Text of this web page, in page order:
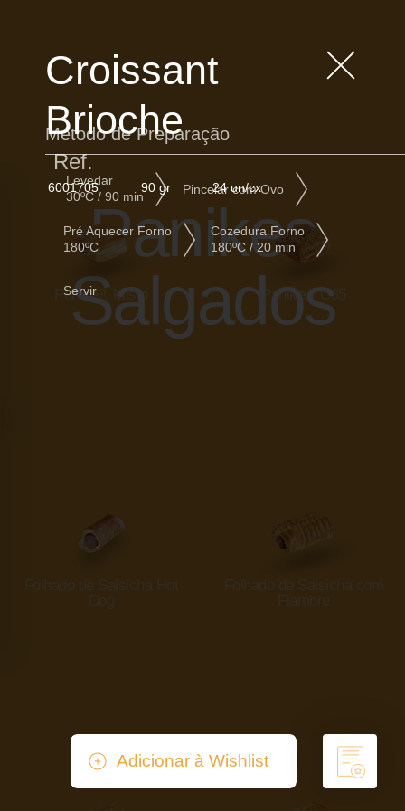
Panikes
Salgados
Panike® Misto Panike® C35
Croissant
Brioche
Ref.
6001705 90 gr 24 un/cx
Método de Preparação
Levedar
30ºC / 90 min
Pincelar com Ovo
Pré Aquecer Forno
180ºC
Cozedura Forno
180ºC / 20 min
Servir
Adicionar à Wishlist